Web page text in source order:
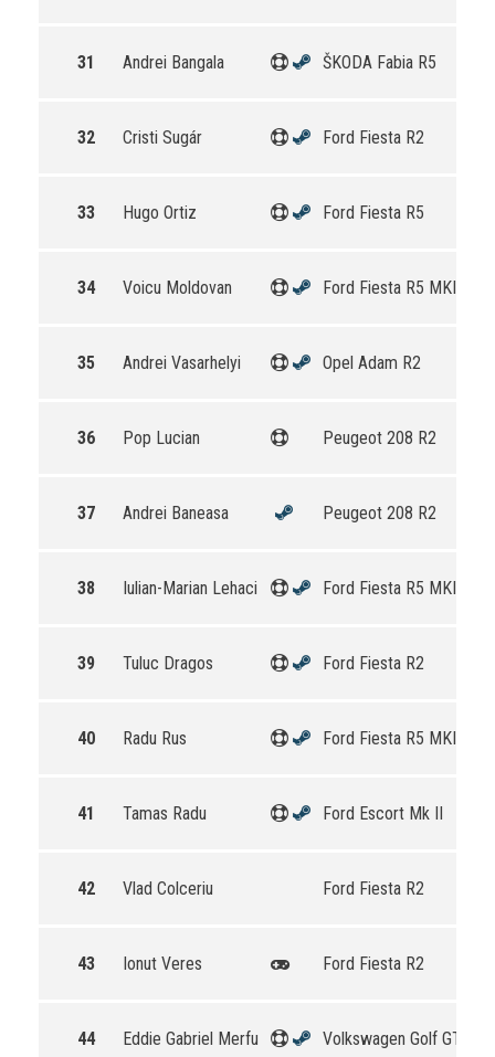
31 Andrei Bangala ŠKODA Fabia R5
32 Cristi Sugár Ford Fiesta R2
33 Hugo Ortiz Ford Fiesta R5
34 Voicu Moldovan Ford Fiesta R5 MKII
35 Andrei Vasarhelyi Opel Adam R2
36 Pop Lucian Peugeot 208 R2
37 Andrei Baneasa Peugeot 208 R2
38 Iulian-Marian Lehaci Ford Fiesta R5 MKII
39 Tuluc Dragos Ford Fiesta R2
40 Radu Rus Ford Fiesta R5 MKII
41 Tamas Radu Ford Escort Mk II
42 Vlad Colceriu Ford Fiesta R2
43 Ionut Veres Ford Fiesta R2
44 Eddie Gabriel Merfu Volkswagen Golf GTI